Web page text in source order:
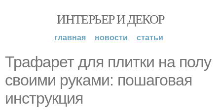
ИНТЕРЬЕР И ДЕКОР
главная новости статьи
Трафарет для плитки на полу
своими руками: пошаговая
инструкция